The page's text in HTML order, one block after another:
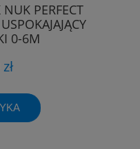
PERFECT
0-6M